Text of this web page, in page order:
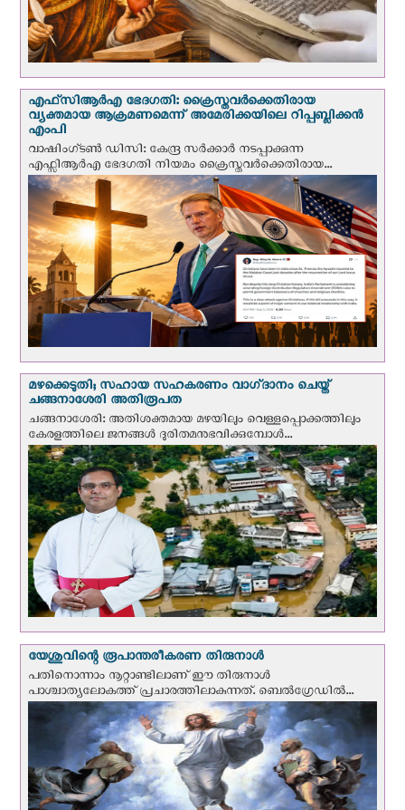
എഫ്‌സി‌ആര്‍‌എ ഭേദഗതി: ക്രൈസ്തവർക്കെതിരായ
വ്യക്തമായ ആക്രമണമെന്ന് അമേരിക്കയിലെ റിപ്പബ്ലിക്കൻ
എംപി
വാഷിംഗ്ടണ്‍ ഡി‌സി: കേന്ദ്ര സർക്കാർ നടപ്പാക്കുന്ന
എഫ്സിആർഎ ഭേദഗതി നിയമം ക്രൈസ്തവർക്കെതിരായ...
മഴക്കെടുതി; സഹായ സഹകരണം വാഗ്‌ദാനം ചെയ്ത്
ചങ്ങനാശേരി അതിരൂപത
ചങ്ങനാശേരി: അതിശക്തമായ മഴയിലും വെള്ളപ്പൊക്കത്തിലും
കേരളത്തിലെ ജനങ്ങൾ ദുരിതമനുഭവിക്കുമ്പോൾ...
യേശുവിന്റെ രൂപാന്തരീകരണ തിരുനാള്‍
പതിനൊന്നാം നൂറ്റാണ്ടിലാണ് ഈ തിരുനാള്‍
പാശ്ചാത്യലോകത്ത് പ്രചാരത്തിലാകുന്നത്. ബെല്‍ഗ്രേഡില്‍...